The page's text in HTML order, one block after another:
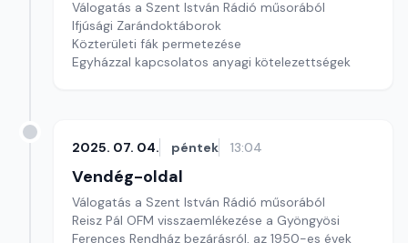
Válogatás a Szent István Rádió műsorából
Ifjúsági Zarándoktáborok
Közterületi fák permetezése
Egyházzal kapcsolatos anyagi kötelezettségek
2025. 07. 04. péntek 13:04
Vendég-oldal
Válogatás a Szent István Rádió műsorából
Reisz Pál OFM visszaemlékezése a Gyöngyösi
Ferences Rendház bezárásról, az 1950-es évek